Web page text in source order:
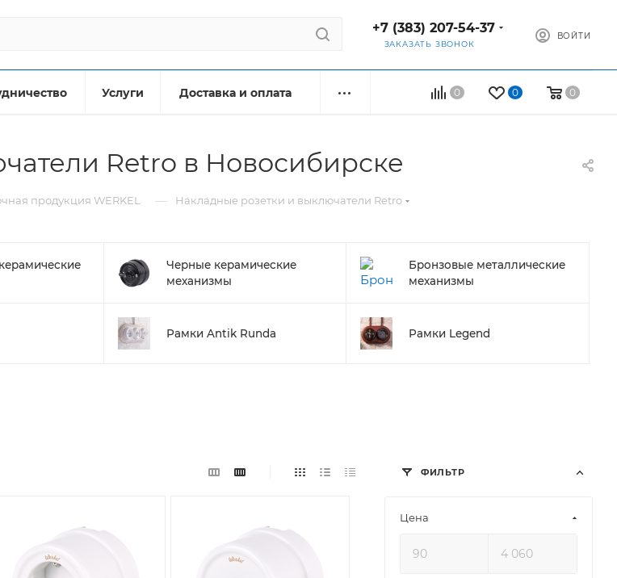
+7 (383) 207-54-37
ЗАКАЗАТЬ ЗВОНОК
ВОЙТИ
0 0 0
Услуги Доставка и оплата
Retro в Новосибирске
продукция WERKEL — Накладные розетки и выключатели Retro
Черные керамические
механизмы
Бронзовые металлические
механизмы
Рамки Antik Runda Рамки Legend
ФИЛЬТР
Цена